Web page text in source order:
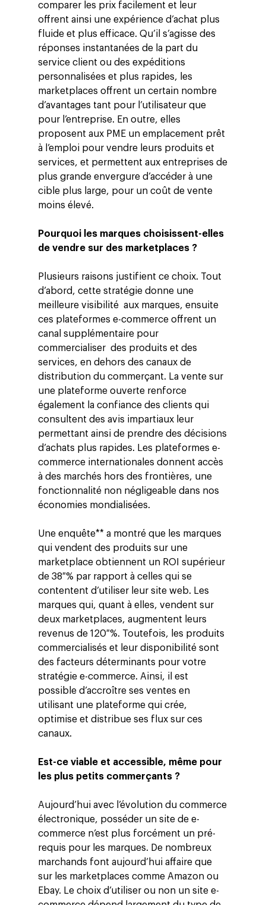
comparer les prix facilement et leur
offrent ainsi une expérience d’achat plus
fluide et plus efficace. Qu’il s’agisse des
réponses instantanées de la part du
service client ou des expéditions
personnalisées et plus rapides, les
marketplaces offrent un certain nombre
d’avantages tant pour l’utilisateur que
pour l’entreprise. En outre, elles
proposent aux PME un emplacement prêt
à l’emploi pour vendre leurs produits et
services, et permettent aux entreprises de
plus grande envergure d’accéder à une
cible plus large, pour un coût de vente
moins élevé.
Pourquoi les marques choisissent-elles
de vendre sur des marketplaces ?
Plusieurs raisons justifient ce choix. Tout
d’abord, cette stratégie donne une
meilleure visibilité aux marques, ensuite
ces plateformes e-commerce offrent un
canal supplémentaire pour
commercialiser des produits et des
services, en dehors des canaux de
distribution du commerçant. La vente sur
une plateforme ouverte renforce
également la confiance des clients qui
consultent des avis impartiaux leur
permettant ainsi de prendre des décisions
d’achats plus rapides. Les plateformes e-
commerce internationales donnent accès
à des marchés hors des frontières, une
fonctionnalité non négligeable dans nos
économies mondialisées.
Une enquête** a montré que les marques
qui vendent des produits sur une
marketplace obtiennent un ROI supérieur
de 38 % par rapport à celles qui se
contentent d’utiliser leur site web. Les
marques qui, quant à elles, vendent sur
deux marketplaces, augmentent leurs
revenus de 120 %. Toutefois, les produits
commercialisés et leur disponibilité sont
des facteurs déterminants pour votre
stratégie e-commerce. Ainsi, il est
possible d’accroître ses ventes en
utilisant une plateforme qui crée,
optimise et distribue ses flux sur ces
canaux.
Est-ce viable et accessible, même pour
les plus petits commerçants ?
Aujourd’hui avec l’évolution du commerce
électronique, posséder un site de e-
commerce n’est plus forcément un pré-
requis pour les marques. De nombreux
marchands font aujourd’hui affaire que
sur les marketplaces comme Amazon ou
Ebay. Le choix d’utiliser ou non un site e-